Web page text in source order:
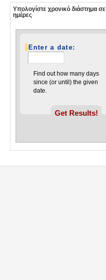
Υπολογίστε χρονικό διάστημα σε
ημέρες
Enter a date:
Find out how many days
since (or until) the given
date.